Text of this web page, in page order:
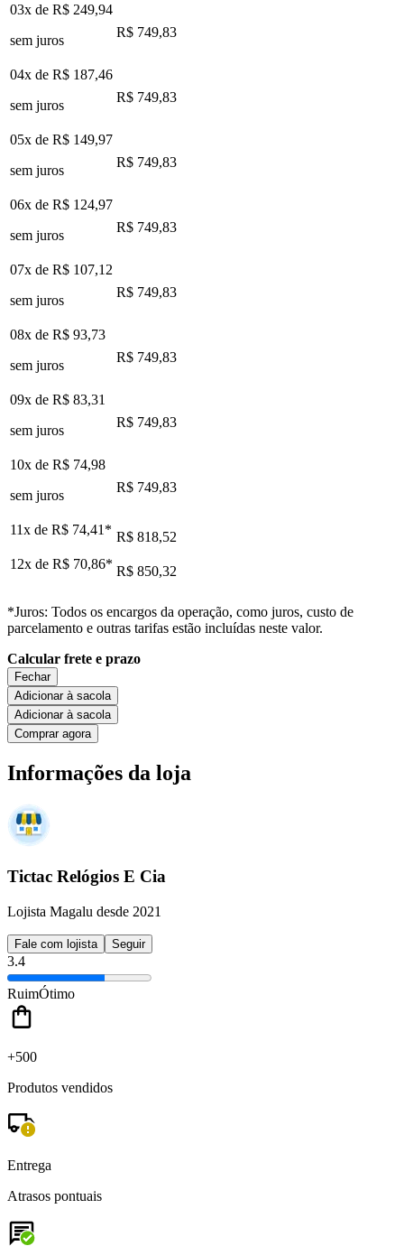
03x de R$ 249,94
sem juros
R$ 749,83
04x de R$ 187,46
sem juros
R$ 749,83
05x de R$ 149,97
sem juros
R$ 749,83
06x de R$ 124,97
sem juros
R$ 749,83
07x de R$ 107,12
sem juros
R$ 749,83
08x de R$ 93,73
sem juros
R$ 749,83
09x de R$ 83,31
sem juros
R$ 749,83
10x de R$ 74,98
sem juros
R$ 749,83
11x de R$ 74,41 * R$ 818,52
12x de R$ 70,86* R$ 850,32
*Juros: Todos os encargos da operação, como juros, custo de
parcelamento e outras tarifas estão incluídas neste valor.
Calcular frete e prazo
Fechar
Adicionar à sacola
Adicionar à sacola
Comprar agora
Informações da loja
Tictac Relógios E Cia
Lojista Magalu desde 2021
Fale com lojista Seguir
3.4
RuimÓtimo
+500
Produtos vendidos
Entrega
Atrasos pontuais